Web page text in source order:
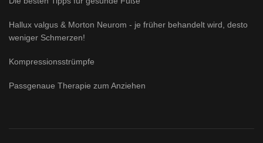
Hallux valgus & Morton Neurom - je früher behandelt wird, desto
weniger Schmerzen!
Kompressionsstrümpfe
Passgenaue Therapie zum Anziehen